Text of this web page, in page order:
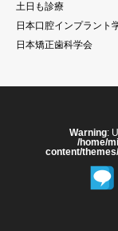
土日も診療
日本口腔インプラント
日本矯正歯科学会
Warning:
/home/
content/